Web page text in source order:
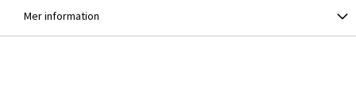
Mer information